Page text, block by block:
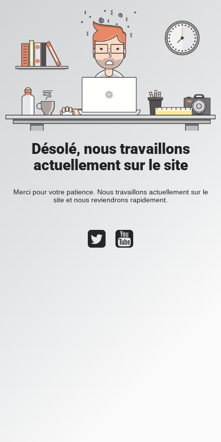
Désolé, nous travaillons
actuellement sur le site
Merci pour votre patience. Nous travaillons actuellement sur le
site et nous reviendrons rapidement.